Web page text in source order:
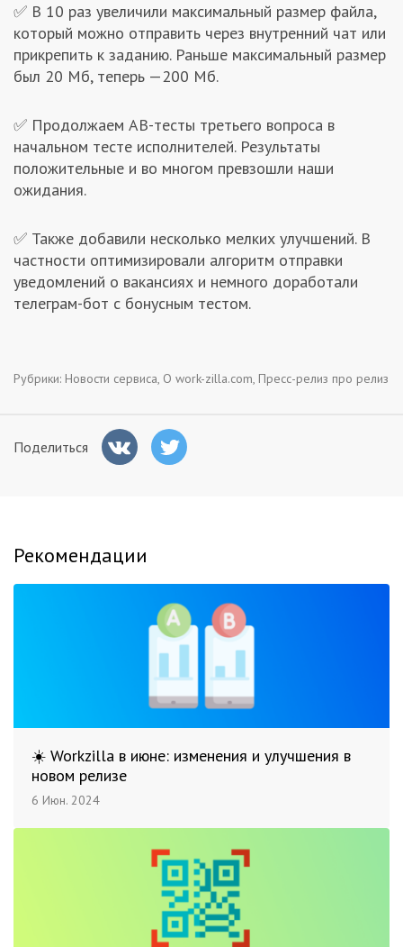
Гости
✅ В 10 раз увеличили максимальный размер файла,
который можно отправить через внутренний чат или
прикрепить к заданию. Раньше максимальный размер
был 20 Мб, теперь —200 Мб.
✅ Продолжаем AB-тесты третьего вопроса в
начальном тесте исполнителей. Результаты
положительные и во многом превзошли наши
ожидания.
✅ Также добавили несколько мелких улучшений. В
частности оптимизировали алгоритм отправки
уведомлений о вакансиях и немного доработали
телеграм-бот с бонусным тестом.
Рубрики: Новости сервиса О work-zilla.com Пресс-релиз про релиз
Поделиться
Рекомендации
☀️ Workzilla в июне: изменения и улучшения в
новом релизе
6 Июн. 2024